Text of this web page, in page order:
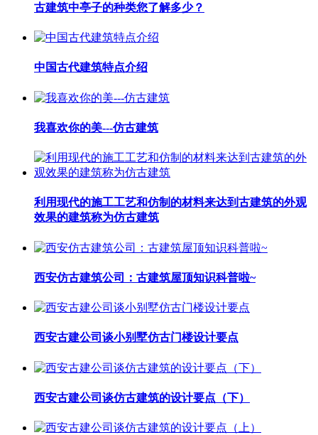
古建筑中亭子的种类您了解多少？
中国古代建筑特点介绍
我喜欢你的美---仿古建筑
利用现代的施工工艺和仿制的材料来达到古建筑的外观
效果的建筑称为仿古建筑
西安仿古建筑公司：古建筑屋顶知识科普啦~
西安古建公司谈小别墅仿古门楼设计要点
西安古建公司谈仿古建筑的设计要点（下）